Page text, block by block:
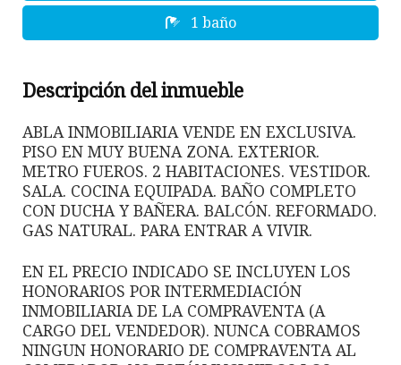
1 baño
Descripción del inmueble
ABLA INMOBILIARIA VENDE EN EXCLUSIVA.
PISO EN MUY BUENA ZONA. EXTERIOR.
METRO FUEROS. 2 HABITACIONES. VESTIDOR.
SALA. COCINA EQUIPADA. BAÑO COMPLETO
CON DUCHA Y BAÑERA. BALCÓN. REFORMADO.
GAS NATURAL. PARA ENTRAR A VIVIR.
EN EL PRECIO INDICADO SE INCLUYEN LOS
HONORARIOS POR INTERMEDIACIÓN
INMOBILIARIA DE LA COMPRAVENTA (A
CARGO DEL VENDEDOR). NUNCA COBRAMOS
NINGUN HONORARIO DE COMPRAVENTA AL